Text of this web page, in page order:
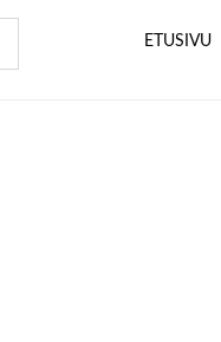
ETUSIVU